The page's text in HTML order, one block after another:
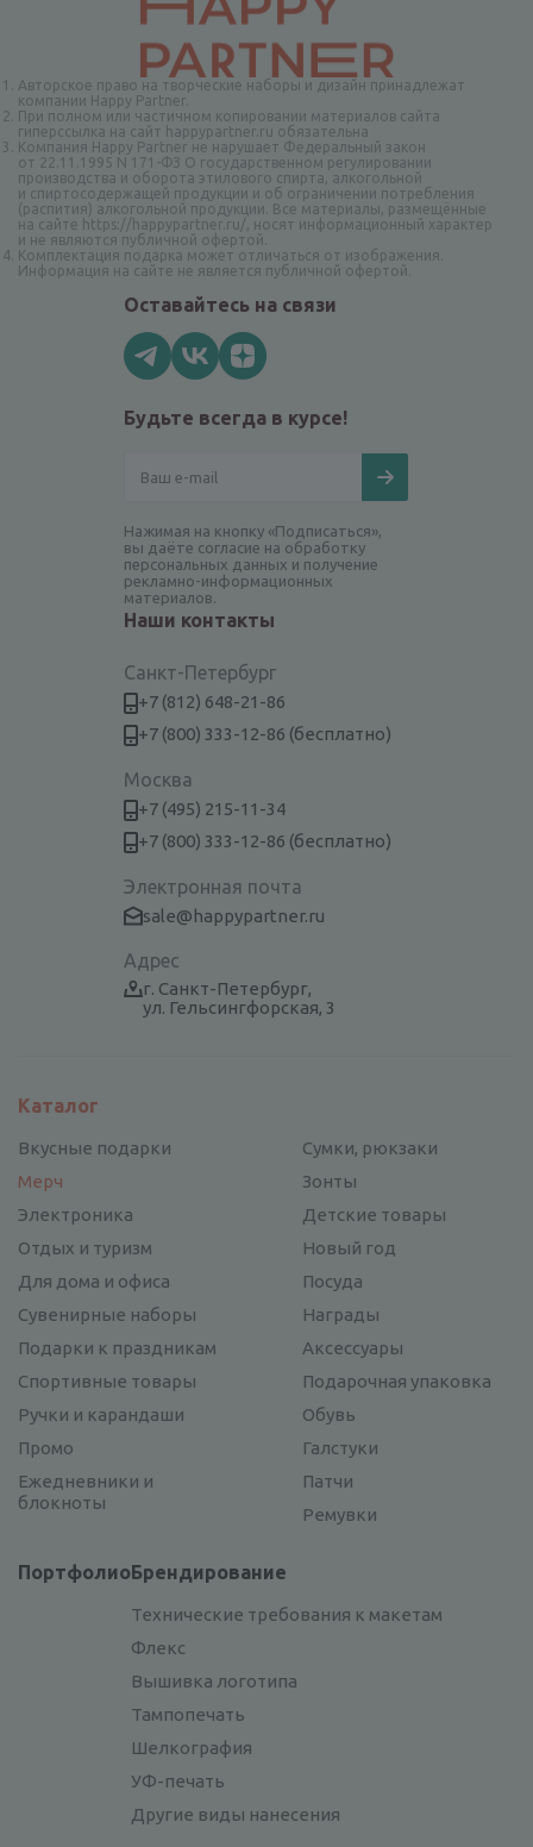
Авторское право на творческие наборы и дизайн принадлежат
компании Happy Partner.
При полном или частичном копировании материалов сайта
гиперссылка на сайт happypartner.ru обязательна
Компания Happy Partner не нарушает Федеральный закон
от 22.11.1995 N 171-ФЗ О государственном регулировании
производства и оборота этилового спирта, алкогольной
и спиртосодержащей продукции и об ограничении потребления
(распития) алкогольной продукции. Все материалы, размещённые
на сайте https://happypartner.ru/, носят информационный характер
и не являются публичной офертой.
Комплектация подарка может отличаться от изображения.
Информация на сайте не является публичной офертой.
Оставайтесь на связи
Будьте всегда в курсе!
Нажимая на кнопку «Подписаться»,
вы даёте согласие на обработку
персональных данных и получение
рекламно-информационных
материалов.
Наши контакты
Санкт-Петербург
+7 (812) 648-21-86
+7 (800) 333-12-86 (бесплатно)
Москва
+7 (495) 215-11-34
+7 (800) 333-12-86 (бесплатно)
Электронная почта
sale@happypartner.ru
Адрес
г. Санкт-Петербург,
ул. Гельсингфорская, 3
Каталог
Вкусные подарки
Мерч
Электроника
Отдых и туризм
Для дома и офиса
Сувенирные наборы
Подарки к праздникам
Спортивные товары
Ручки и карандаши
Промо
Ежедневники и
блокноты
Сумки, рюкзаки
Зонты
Детские товары
Новый год
Посуда
Награды
Аксессуары
Подарочная упаковка
Обувь
Галстуки
Патчи
Ремувки
ПортфолиоБрендирование
Технические требования к макетам
Флекс
Вышивка логотипа
Тампопечать
Шелкография
УФ-печать
Другие виды нанесения